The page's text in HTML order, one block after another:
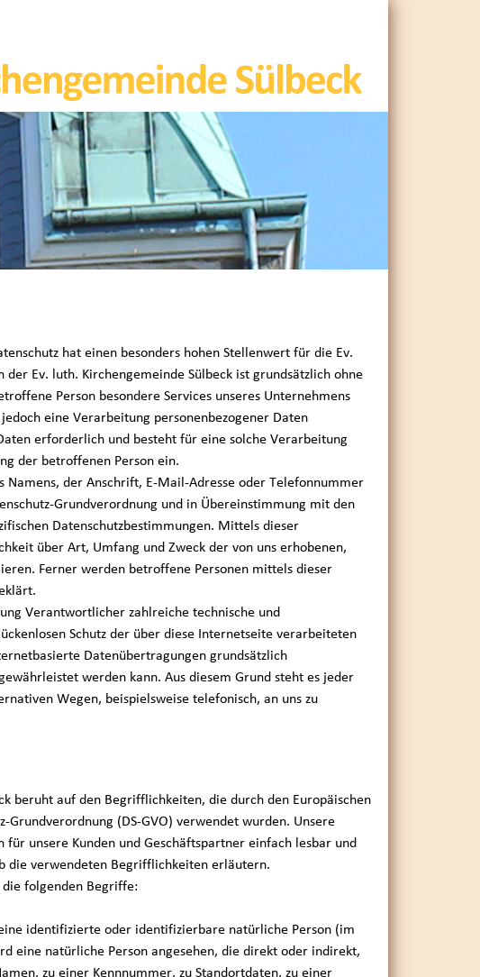
hat einen besonders hohen Stellenwert für die Ev.
Ev. luth. Kirchengemeinde Sülbeck ist grundsätzlich ohne
Person besondere Services unseres Unternehmens
eine Verarbeitung personenbezogener Daten
erforderlich und besteht für eine solche Verarbeitung
der betroffenen Person ein.
Namens, der Anschrift, E-Mail-Adresse oder Telefonnummer
Grundverordnung und in Übereinstimmung mit den
Datenschutzbestimmungen. Mittels dieser
über Art, Umfang und Zweck der von uns erhobenen,
Ferner werden betroffene Personen mittels dieser
Verantwortlicher zahlreiche technische und
Schutz der über diese Internetseite verarbeiteten
Datenübertragungen grundsätzlich
werden kann. Aus diesem Grund steht es jeder
Wegen, beispielsweise telefonisch, an uns zu
beruht auf den Begrifflichkeiten, die durch den Europäischen
(DS-GVO) verwendet wurden. Unsere
unsere Kunden und Geschäftspartner einfach lesbar und
die verwendeten Begrifflichkeiten erläutern.
folgenden Begriffe:
identifizierte oder identifizierbare natürliche Person (im
eine natürliche Person angesehen, die direkt oder indirekt,
zu einer Kennnummer, zu Standortdaten, zu einer